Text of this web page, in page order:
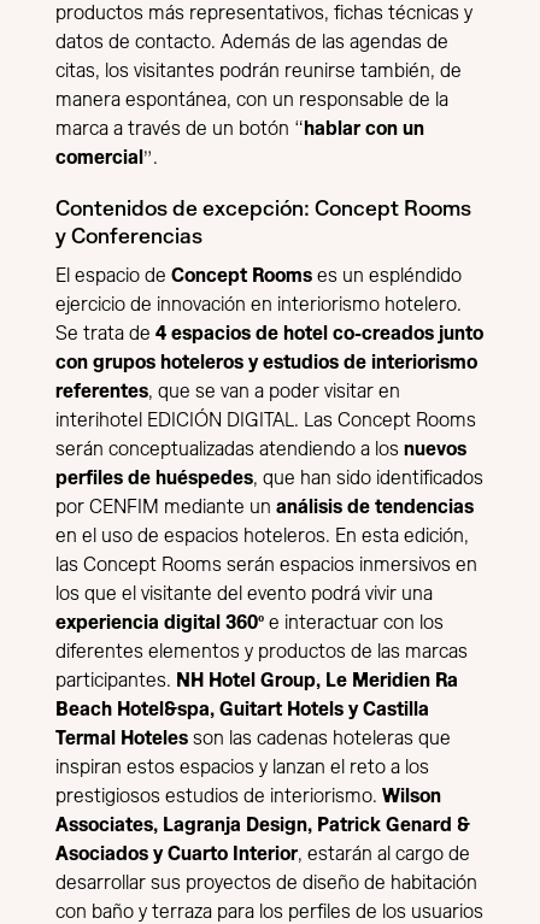
productos más representativos, fichas técnicas y
datos de contacto. Además de las agendas de
citas, los visitantes podrán reunirse también, de
manera espontánea, con un responsable de la
marca a través de un botón “ hablar con un
comercial ”.
Contenidos de excepción: Concept Rooms
y Conferencias
El espacio de Concept Rooms es un espléndido
ejercicio de innovación en interiorismo hotelero.
Se trata de 4 espacios de hotel co-creados junto
con grupos hoteleros y estudios de interiorismo
referentes, que se van a poder visitar en
interihotel EDICIÓN DIGITAL. Las Concept Rooms
serán conceptualizadas atendiendo a los nuevos
perfiles de huéspedes, que han sido identificados
por CENFIM mediante un análisis de tendencias
en el uso de espacios hoteleros. En esta edición,
las Concept Rooms serán espacios inmersivos en
los que el visitante del evento podrá vivir una
experiencia digital 360º e interactuar con los
diferentes elementos y productos de las marcas
participantes. NH Hotel Group, Le Meridien Ra
Beach Hotel&spa, Guitart Hotels yCastilla
Termal Hoteles son las cadenas hoteleras que
inspiran estos espacios y lanzan el reto a los
prestigiosos estudios de interiorismo. Wilson
Associates, Lagranja Design, Patrick Genard &
Asociados yCuarto Interior, estarán al cargo de
desarrollar sus proyectos de diseño de habitación
con baño y terraza para los perfiles de los usuarios